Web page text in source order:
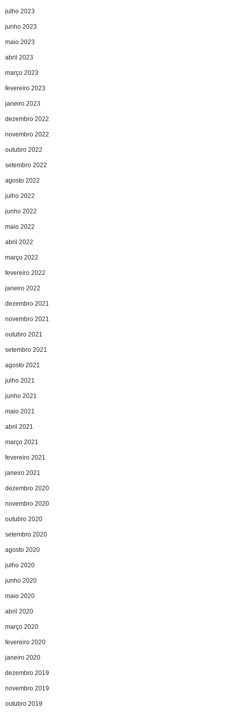
julho 2023
junho 2023
maio 2023
abril 2023
março 2023
fevereiro 2023
janeiro 2023
dezembro 2022
novembro 2022
outubro 2022
setembro 2022
agosto 2022
julho 2022
junho 2022
maio 2022
abril 2022
março 2022
fevereiro 2022
janeiro 2022
dezembro 2021
novembro 2021
outubro 2021
setembro 2021
agosto 2021
julho 2021
junho 2021
maio 2021
abril 2021
março 2021
fevereiro 2021
janeiro 2021
dezembro 2020
novembro 2020
outubro 2020
setembro 2020
agosto 2020
julho 2020
junho 2020
maio 2020
abril 2020
março 2020
fevereiro 2020
janeiro 2020
dezembro 2019
novembro 2019
outubro 2019